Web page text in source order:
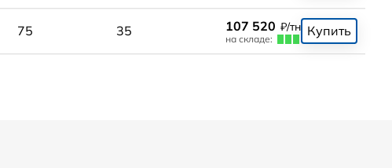
75 35 107 520 ₽/тн
на складе:
Купить